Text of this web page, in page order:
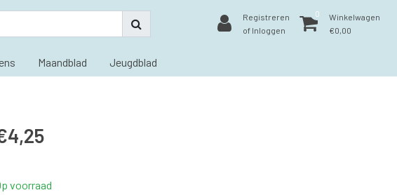
Registreren
of Inloggen
0
Winkelwagen
€0,00
Maandblad Jeugdblad
voorraad